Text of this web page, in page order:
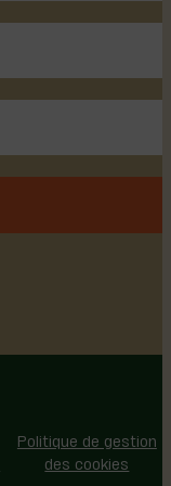
Politique de gestion
des cookies